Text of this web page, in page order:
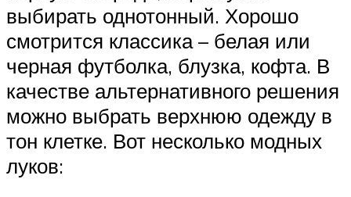
выбирать однотонный. Хорошо
смотрится классика – белая или
черная футболка, блузка, кофта. В
качестве альтернативного решения
можно выбрать верхнюю одежду в
тон клетке. Вот несколько модных
луков: